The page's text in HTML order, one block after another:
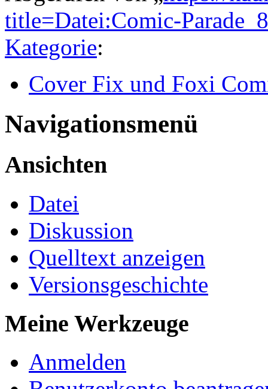
title=Datei:Comic-
Kategorie:
Cover Fix und Foxi
Navigationsmenü
Ansichten
Datei
Diskussion
Quelltext anzeigen
Versionsgeschichte
Meine Werkzeuge
Anmelden